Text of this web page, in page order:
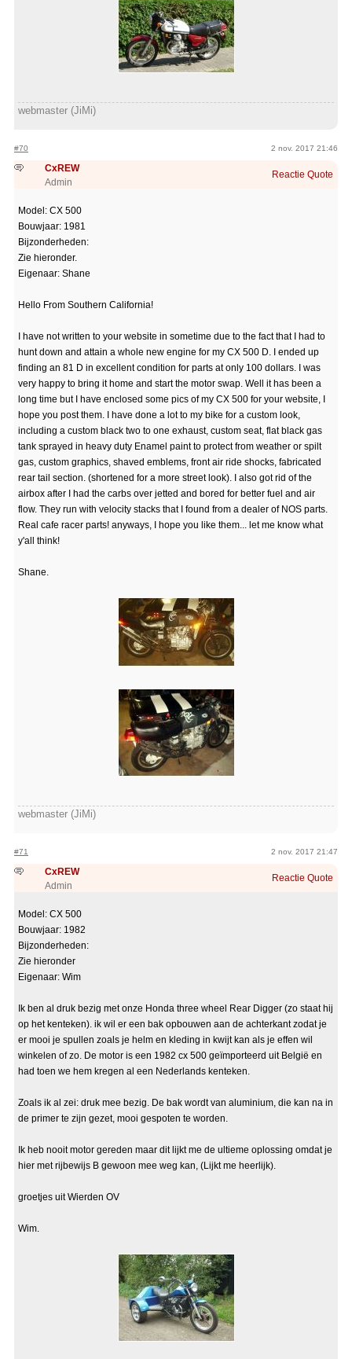
webmaster (JiMi)
#70 2 nov. 2017 21:46
CxREW
Admin
Reactie Quote
Model: CX 500
Bouwjaar: 1981
Bijzonderheden:
Zie hieronder.
Eigenaar: Shane
Hello From Southern California!
I have not written to your website in sometime due to the fact that I had to
hunt down and attain a whole new engine for my CX 500 D. I ended up
finding an 81 D in excellent condition for parts at only 100 dollars. I was
very happy to bring it home and start the motor swap. Well it has been a
long time but I have enclosed some pics of my CX 500 for your website, I
hope you post them. I have done a lot to my bike for a custom look,
including a custom black two to one exhaust, custom seat, flat black gas
tank sprayed in heavy duty Enamel paint to protect from weather or spilt
gas, custom graphics, shaved emblems, front air ride shocks, fabricated
rear tail section. (shortened for a more street look). I also got rid of the
airbox after I had the carbs over jetted and bored for better fuel and air
flow. They run with velocity stacks that I found from a dealer of NOS parts.
Real cafe racer parts! anyways, I hope you like them... let me know what
y'all think!
Shane.
webmaster (JiMi)
#71 2 nov. 2017 21:47
CxREW
Admin
Reactie Quote
Model: CX 500
Bouwjaar: 1982
Bijzonderheden:
Zie hieronder
Eigenaar: Wim
Ik ben al druk bezig met onze Honda three wheel Rear Digger (zo staat hij
op het kenteken). ik wil er een bak opbouwen aan de achterkant zodat je
er mooi je spullen zoals je helm en kleding in kwijt kan als je effen wil
winkelen of zo. De motor is een 1982 cx 500 geïmporteerd uit België en
had toen we hem kregen al een Nederlands kenteken.
Zoals ik al zei: druk mee bezig. De bak wordt van aluminium, die kan na in
de primer te zijn gezet, mooi gespoten te worden.
Ik heb nooit motor gereden maar dit lijkt me de ultieme oplossing omdat je
hier met rijbewijs B gewoon mee weg kan, (Lijkt me heerlijk).
groetjes uit Wierden OV
Wim.